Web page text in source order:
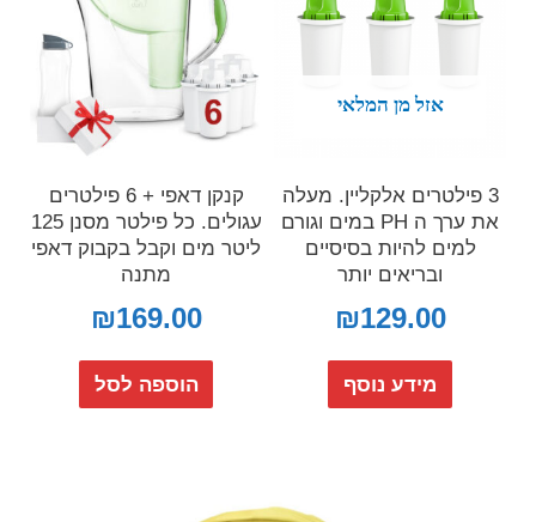
אזל מן המלאי
3 פילטרים אלקליין. מעלה
את ערך ה PH במים וגורם
למים להיות בסיסיים
ובריאים יותר
₪129.00
מידע נוסף
קנקן דאפי + 6 פילטרים
עגולים. כל פילטר מסנן 125
ליטר מים וקבל בקבוק דאפי
מתנה
₪169.00
הוספה לסל